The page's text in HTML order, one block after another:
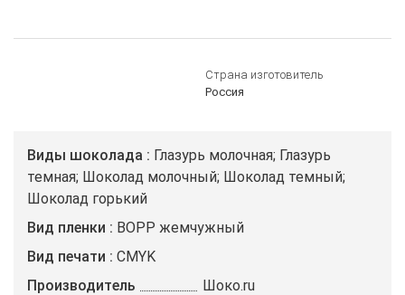
Страна изготовитель
Россия
Виды шоколада
Глазурь молочная; Глазурь
темная; Шоколад молочный; Шоколад темный;
Шоколад горький
Вид пленки
ВОРР жемчужный
Вид печати
CMYK
Производитель
Шоко.ru